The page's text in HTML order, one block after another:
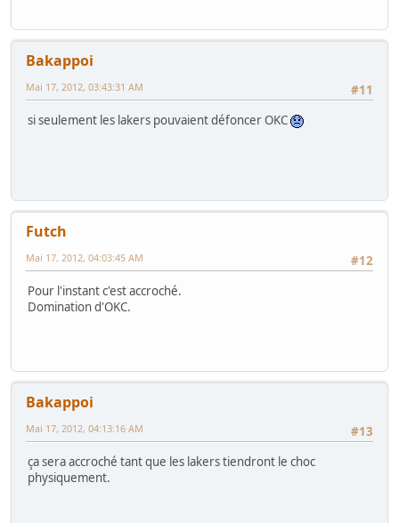
Bakappoi
#11
Mai 17, 2012, 03:43:31 AM
si seulement les lakers pouvaient défoncer OKC
Futch
#12
Mai 17, 2012, 04:03:45 AM
Pour l'instant c'est accroché.
Domination d'OKC.
Bakappoi
#13
Mai 17, 2012, 04:13:16 AM
ça sera accroché tant que les lakers tiendront le choc
physiquement.